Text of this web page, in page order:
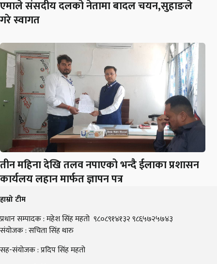
एमाले संसदीय दलको नेतामा बादल चयन,सुहाङले
गरे स्वागत
तीन महिना देखि तलव नपाएको भन्दै ईलाका प्रशासन
कार्यलय लहान मार्फत ज्ञापन पत्र
हाम्रो टीम
प्रधान सम्पादक : महेश सिंह महतो ९८०८९१४१३२ ९८६५७२५७४३
संयोजक : सचिता सिंह थारु
सह-संयोजक : प्रदिप सिंह महतो